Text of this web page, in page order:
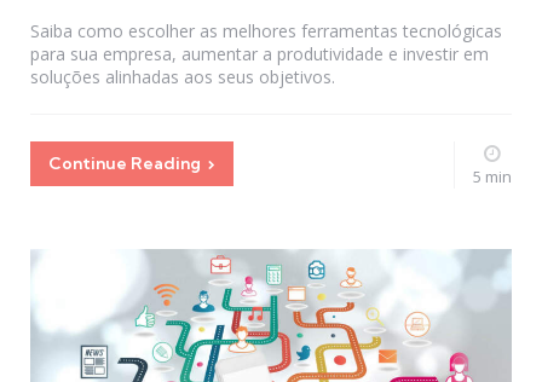
Saiba como escolher as melhores ferramentas tecnológicas
para sua empresa, aumentar a produtividade e investir em
soluções alinhadas aos seus objetivos.
Continue Reading
5 min